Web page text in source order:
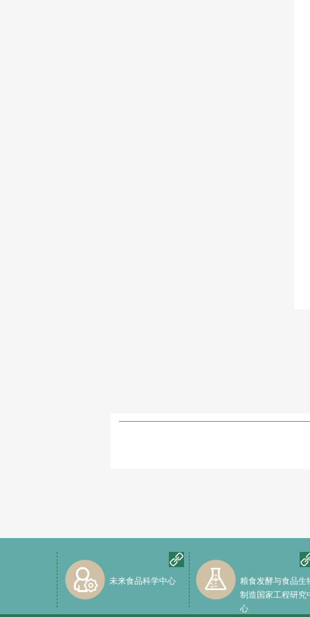
未来食品科学中心
粮食发酵与食品生
制造国家工程研究
心